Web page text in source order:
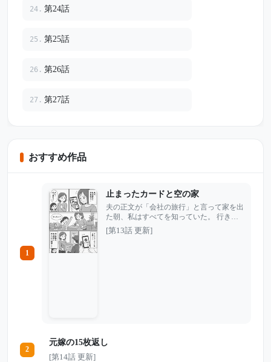
24. 第24話
25. 第25話
26. 第26話
27. 第27話
おすすめ作品
1
止まったカードと空の家
夫の正文が「会社の旅行」と言って家を出
た朝、私はすべてを知っていた。 行き先
で待っているのは会社の同僚ではなく、高
校時代からの親友・美津。しかも夫は、私
て、空っぽの部屋へ戻ることになる裏切り
[第13話 更新]
2
元嫁の15枚返し
[第14話 更新]